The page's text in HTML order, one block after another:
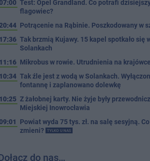
07:00 Test: Opel Grandland. Co potrafi
flagowiec?
Potrącenie na Rąbinie. Poszkodowany w
17:36 Tak brzmią Kujawy. 15 kapel spotkało się
Solankach
11:16 Mikrobus w rowie. Utrudnienia na krajówce
10:34 Tak źle jest z wodą w Solankach.
fontannę i zaplanowano dolewkę
10:25 Z żałobnej karty. Nie żyje były
Miejskiej Inowrocławia
09:01
Powiat wyda 75 tys. zł. na salę sesyjną.
zmieni?
TYLKO U NAS
do nas…